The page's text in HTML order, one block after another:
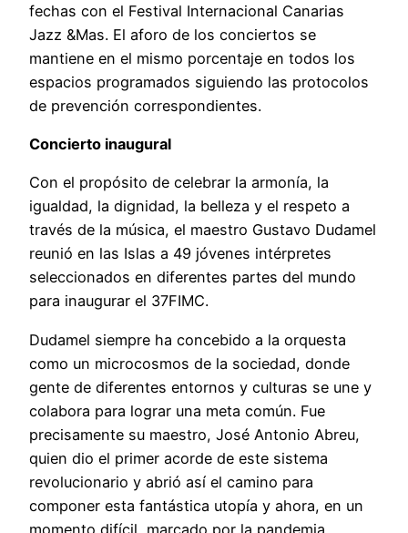
fechas con el Festival Internacional Canarias
Jazz &Mas. El aforo de los conciertos se
mantiene en el mismo porcentaje en todos los
espacios programados siguiendo las protocolos
de prevención correspondientes.
Concierto inaugural
Con el propósito de celebrar la armonía, la
igualdad, la dignidad, la belleza y el respeto a
través de la música, el maestro Gustavo Dudamel
reunió en las Islas a 49 jóvenes intérpretes
seleccionados en diferentes partes del mundo
para inaugurar el 37FIMC.
Dudamel siempre ha concebido a la orquesta
como un microcosmos de la sociedad, donde
gente de diferentes entornos y culturas se une y
colabora para lograr una meta común. Fue
precisamente su maestro, José Antonio Abreu,
quien dio el primer acorde de este sistema
revolucionario y abrió así el camino para
componer esta fantástica utopía y ahora, en un
momento difícil, marcado por la pandemia,